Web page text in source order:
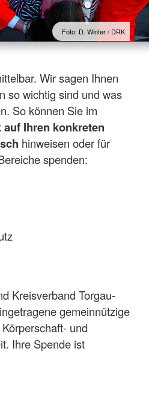
Foto: D. Winter / DRK
Wir sagen Ihnen
so wichtig sind und was
So können Sie im
Ihren konkreten
hinweisen oder für
spenden:
Kreisverband Torgau-
gemeinnützige
und
Ihre Spende ist